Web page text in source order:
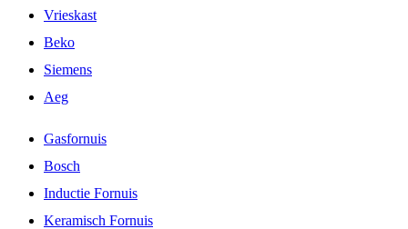
Vrieskast
Beko
Siemens
Aeg
Gasfornuis
Bosch
Inductie Fornuis
Keramisch Fornuis